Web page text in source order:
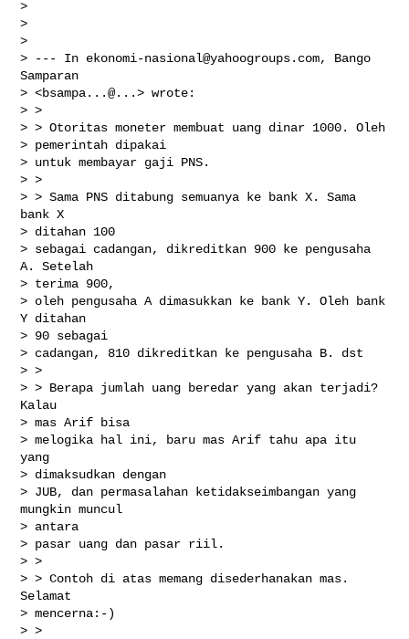
>
>
>
> --- In ekonomi-nasional@yahoogroups.com, Bango
Samparan
> <bsampa...@...> wrote:
> >
> > Otoritas moneter membuat uang dinar 1000. Oleh
> pemerintah dipakai
> untuk membayar gaji PNS.
> >
> > Sama PNS ditabung semuanya ke bank X. Sama
bank X
> ditahan 100
> sebagai cadangan, dikreditkan 900 ke pengusaha
A. Setelah
> terima 900,
> oleh pengusaha A dimasukkan ke bank Y. Oleh bank
Y ditahan
> 90 sebagai
> cadangan, 810 dikreditkan ke pengusaha B. dst
> >
> > Berapa jumlah uang beredar yang akan terjadi?
Kalau
> mas Arif bisa
> melogika hal ini, baru mas Arif tahu apa itu
yang
> dimaksudkan dengan
> JUB, dan permasalahan ketidakseimbangan yang
mungkin muncul
> antara
> pasar uang dan pasar riil.
> >
> > Contoh di atas memang disederhanakan mas.
Selamat
> mencerna:-)
> >